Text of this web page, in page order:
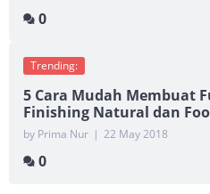
0
Trending:
5 Cara Mudah Membuat
Finishing Natural dan
by Prima Nur | 22 May 2018
0